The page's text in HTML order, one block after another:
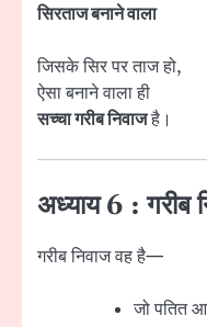
सिरताज बनाने वाला
जिसके सिर पर ताज हो,
ऐसा बनाने वाला ही
सच्चा गरीब निवाजहै।
अध्याय 6 : गरीब
गरीब निवाज वह है—
जो पतित